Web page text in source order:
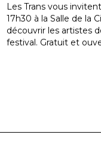
Les Trans vous
17h30 à la Salle de la
découvrir les artistes
festival. Gratuit et